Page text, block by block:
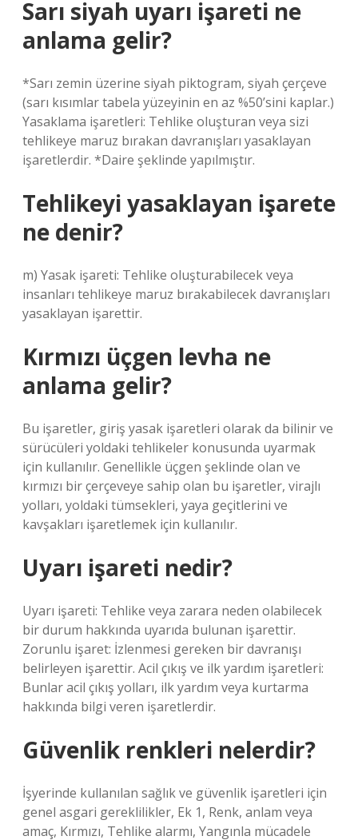
Sarı siyah uyarı işareti ne
anlama gelir?
*Sarı zemin üzerine siyah piktogram, siyah çerçeve
(sarı kısımlar tabela yüzeyinin en az %50’sini kaplar.)
Yasaklama işaretleri: Tehlike oluşturan veya sizi
tehlikeye maruz bırakan davranışları yasaklayan
işaretlerdir. *Daire şeklinde yapılmıştır.
Tehlikeyi yasaklayan işarete
ne denir?
m) Yasak işareti: Tehlike oluşturabilecek veya
insanları tehlikeye maruz bırakabilecek davranışları
yasaklayan işarettir.
Kırmızı üçgen levha ne
anlama gelir?
Bu işaretler, giriş yasak işaretleri olarak da bilinir ve
sürücüleri yoldaki tehlikeler konusunda uyarmak
için kullanılır. Genellikle üçgen şeklinde olan ve
kırmızı bir çerçeveye sahip olan bu işaretler, virajlı
yolları, yoldaki tümsekleri, yaya geçitlerini ve
kavşakları işaretlemek için kullanılır.
Uyarı işareti nedir?
Uyarı işareti: Tehlike veya zarara neden olabilecek
bir durum hakkında uyarıda bulunan işarettir.
Zorunlu işaret: İzlenmesi gereken bir davranışı
belirleyen işarettir. Acil çıkış ve ilk yardım işaretleri:
Bunlar acil çıkış yolları, ilk yardım veya kurtarma
hakkında bilgi veren işaretlerdir.
Güvenlik renkleri nelerdir?
İşyerinde kullanılan sağlık ve güvenlik işaretleri için
genel asgari gereklilikler, Ek 1, Renk, anlam veya
amaç, Kırmızı, Tehlike alarmı, Yangınla mücadele